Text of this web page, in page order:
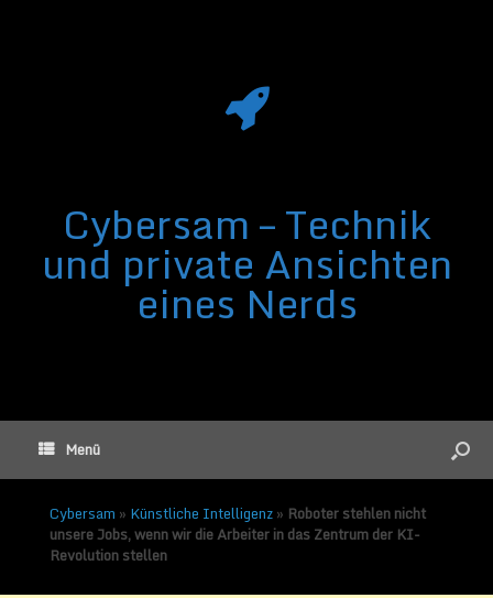
Cybersam – Technik
und private Ansichten
eines Nerds
Menü
Cybersam » Künstliche Intelligenz» Roboter stehlen nicht
unsere Jobs, wenn wir die Arbeiter in das Zentrum der KI-
Revolution stellen